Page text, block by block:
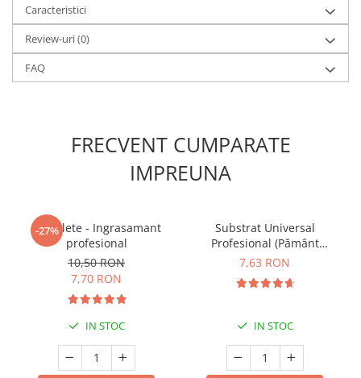
Caracteristici
Review-uri(0)
FAQ
FRECVENT CUMPARATE
IMPREUNA
-27%
5 Tablete - Ingrasamant
profesional
10,50 RON
7,70 RON
IN STOC
Substrat Universal
Profesional (Pământ
Premium) - 5 L
7,63 RON
IN STOC